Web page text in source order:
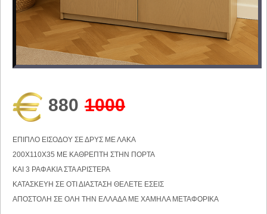
880 1000
ΕΠΙΠΛΟ ΕΙΣΟΔΟΥ ΣΕ ΔΡΥΣ ΜΕ ΛΑΚΑ
200Χ110Χ35 ΜΕ ΚΑΘΡΕΠΤΗ ΣΤΗΝ ΠΟΡΤΑ
ΚΑΙ 3 ΡΑΦΑΚΙΑ ΣΤΑ ΑΡΙΣΤΕΡΑ
ΚΑΤΑΣΚΕΥΗ ΣΕ ΟΤΙ ΔΙΑΣΤΑΣΗ ΘΕΛΕΤΕ ΕΣΕΙΣ
ΑΠΟΣΤΟΛΗ ΣΕ ΟΛΗ ΤΗΝ ΕΛΛΑΔΑ ΜΕ ΧΑΜΗΛΑ ΜΕΤΑΦΟΡΙΚΑ